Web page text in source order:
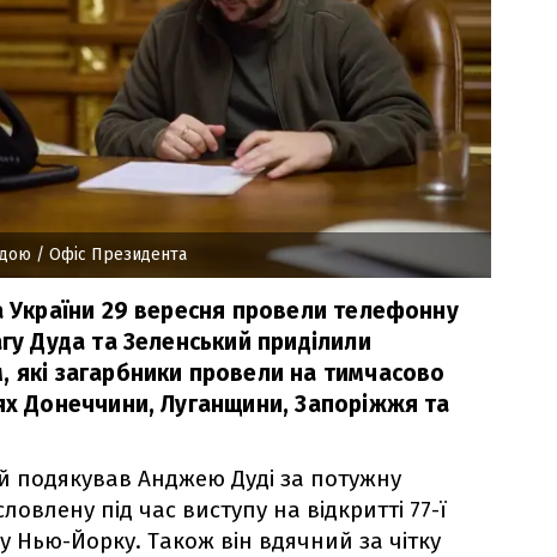
/ Офіс Президента
України 29 вересня провели телефонну
Дуда та Зеленський приділили
загарбники провели на тимчасово
Донеччини, Луганщини, Запоріжжя та
подякував Анджею Дуді за потужну
під час виступу на відкритті 77-ї
Нью-Йорку. Також він вдячний за чітку